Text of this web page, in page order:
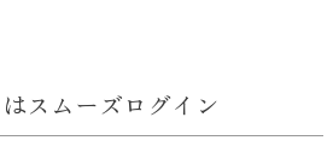
スムーズログイン